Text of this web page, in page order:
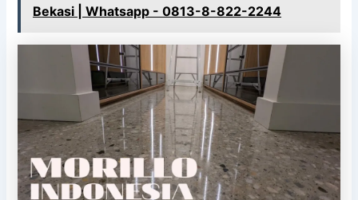
Bekasi | Whatsapp - 0813-8-822-2244